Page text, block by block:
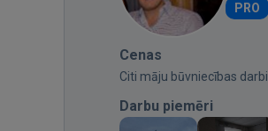
PRO
Cenas
Citi māju būvniecības darbi
Darbu piemēri